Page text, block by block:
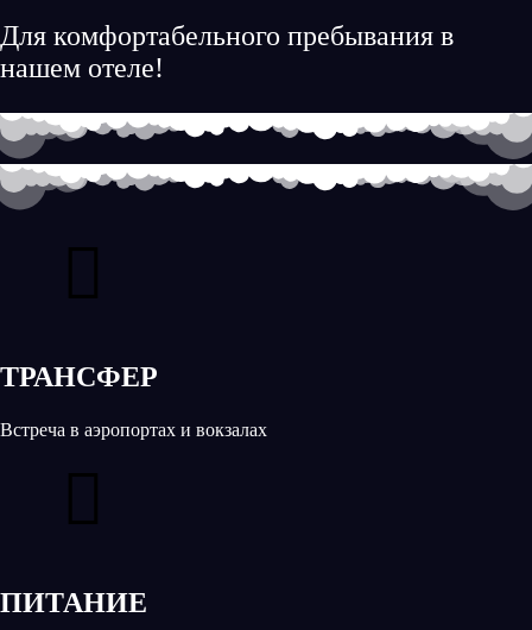
Для комфортабельного пребывания в
нашем отеле!
ТРАНСФЕР
Встреча в аэропортах и вокзалах
ПИТАНИЕ